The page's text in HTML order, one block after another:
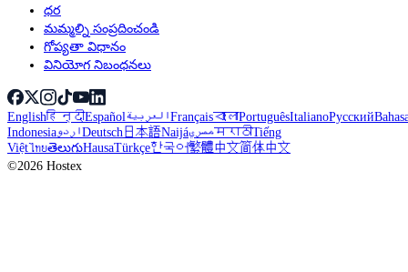
ధర
మమ్మల్ని సంప్రదించండి
గోప్యతా విధానం
వినియోగ నిబంధనలు
Englishहिन्दीEspañolالعربيةFrançaisবাংলাPortuguêsItalianoРусский
IndonesiaاردوDeutsch 日本語NaijáمصريमराठीTiếng
ViệtไทยతెలుగుHausaTürkçe한국어繁體中文简体中文
©2026 Hostex